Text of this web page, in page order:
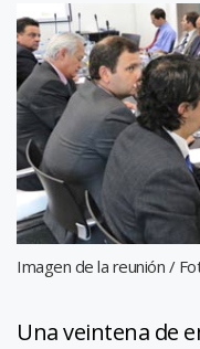
Imagen de la reunión /
Una veintena de